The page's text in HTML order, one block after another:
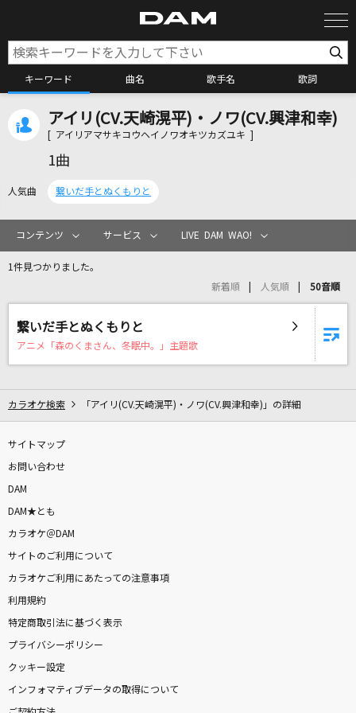
キーワード 曲名 歌手名 歌詞
カラオケ検索
カラオケリクエスト
リアルタイムで歌われている曲の一覧
me me she
夢中
BE:FIRST
すくりぃむ！
[生音]天体観測
BUMP OF CHICKEN
[良音]Share The World
東方神起
アイリ(CV.天崎滉平)・ノワ(CV.興津和幸)
[ アイリアマサキコウヘイノワオキツカズユキ ]
1曲
人気曲 繋いだ手とぬくもりと
コンテンツ サービス LIVE DAM WAO!
1件見つかりました。
新着順 人気順 50音順
繋いだ手とぬくもりと
アニメ「森のくまさん、冬眠中。」主題歌
カラオケ検索 「アイリ(CV.天崎滉平)・ノワ(CV.興津和幸)」の詳細
サイトマップ
お問い合わせ
DAM
DAM★とも
カラオケ＠DAM
サイトのご利用について
カラオケご利用にあたっての注意事項
利用規約
特定商取引法に基づく表示
プライバシーポリシー
クッキー設定
インフォマティブデータの取得について